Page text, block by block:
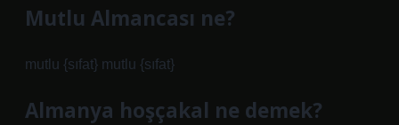
Mutlu Almancası ne?
mutlu {sıfat} mutlu {sıfat}
Almanya hoşçakal ne demek?